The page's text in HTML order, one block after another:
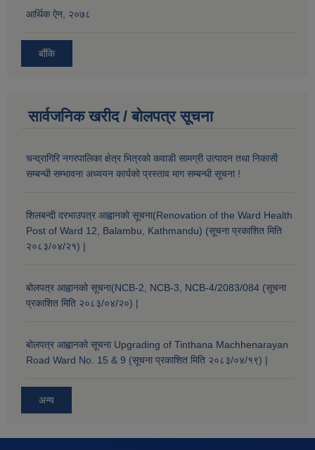
आर्थिक ऐन, २०७८
बाँकि
सार्वजनिक खरीद / बोलपत्र सूचना
चन्द्रागिरि नगरपालिका क्षेत्र भित्रको कवाडी सामग्री उत्पादन तथा निकासी
सम्बन्धी सम्भावना अध्ययन कार्यको प्रस्ताव माग सम्बन्धी सूचना !
शिलबन्दी दरभाउपत्र आह्वानको सूचना(Renovation of the Ward Health
Post of Ward 12, Balambu, Kathmandu) (सूचना प्रकाशित मिति
२०८३/०४/२१) |
बोलपत्र आह्वानको सूचना(NCB-2, NCB-3, NCB-4/2083/084 (सूचना
प्रकाशित मिति २०८३/०४/२०) |
बोलपत्र आह्वानको सूचना Upgrading of Tinthana Machhenarayan
Road Ward No. 15 & 9 (सूचना प्रकाशित मिति २०८३/०४/१९) |
अन्य